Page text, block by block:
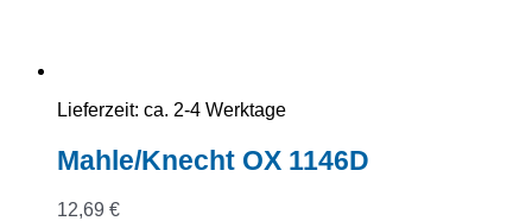
Lieferzeit: ca. 2-4 Werktage
Mahle/Knecht OX 1146D
12,69 €